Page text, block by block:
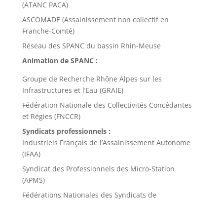
(ATANC PACA)
ASCOMADE (Assainissement non collectif en
Franche-Comté)
Réseau des SPANC du bassin Rhin-Meuse
Animation de SPANC :
Groupe de Recherche Rhône Alpes sur les
Infrastructures et l’Eau (GRAIE)
Fédération Nationale des Collectivités Concédantes
et Régies (FNCCR)
Syndicats professionnels :
Industriels Français de l’Assainissement Autonome
(IFAA)
Syndicat des Professionnels des Micro-Station
(APMS)
Fédérations Nationales des Syndicats de